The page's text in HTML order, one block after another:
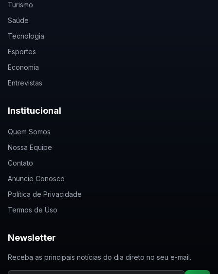
Turismo
Saúde
Tecnologia
Esportes
Economia
Entrevistas
Institucional
Quem Somos
Nossa Equipe
Contato
Anuncie Conosco
Política de Privacidade
Termos de Uso
Newsletter
Receba as principais notícias do dia direto no seu e-mail.